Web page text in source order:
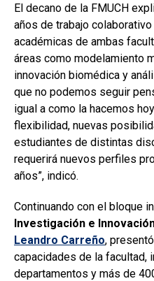
El decano de la FMUCH
años de trabajo
académicas de ambas
áreas como modelamiento
innovación biomédica y
que no podemos seguir
igual a como la hacemos
flexibilidad, nuevas
estudiantes de distintas
requerirá nuevos perfiles
años”, indicó.
Continuando con el bloque
Investigación e
Leandro Carreño,
capacidades de la facultad,
departamentos y más de